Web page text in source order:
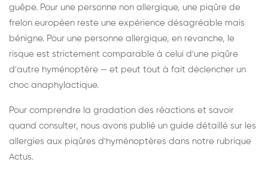
guêpe. Pour une personne non allergique, une piqûre de
frelon européen reste une expérience désagréable mais
bénigne. Pour une personne allergique, en revanche, le
risque est strictement comparable à celui d'une piqûre
d'autre hyménoptère — et peut tout à fait déclencher un
choc anaphylactique.
Pour comprendre la gradation des réactions et savoir
quand consulter, nous avons publié un guide détaillé sur les
allergies aux piqûres d'hyménoptères dans notre rubrique
Actus.